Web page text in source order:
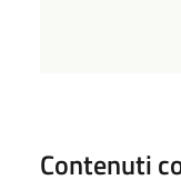
Contenuti